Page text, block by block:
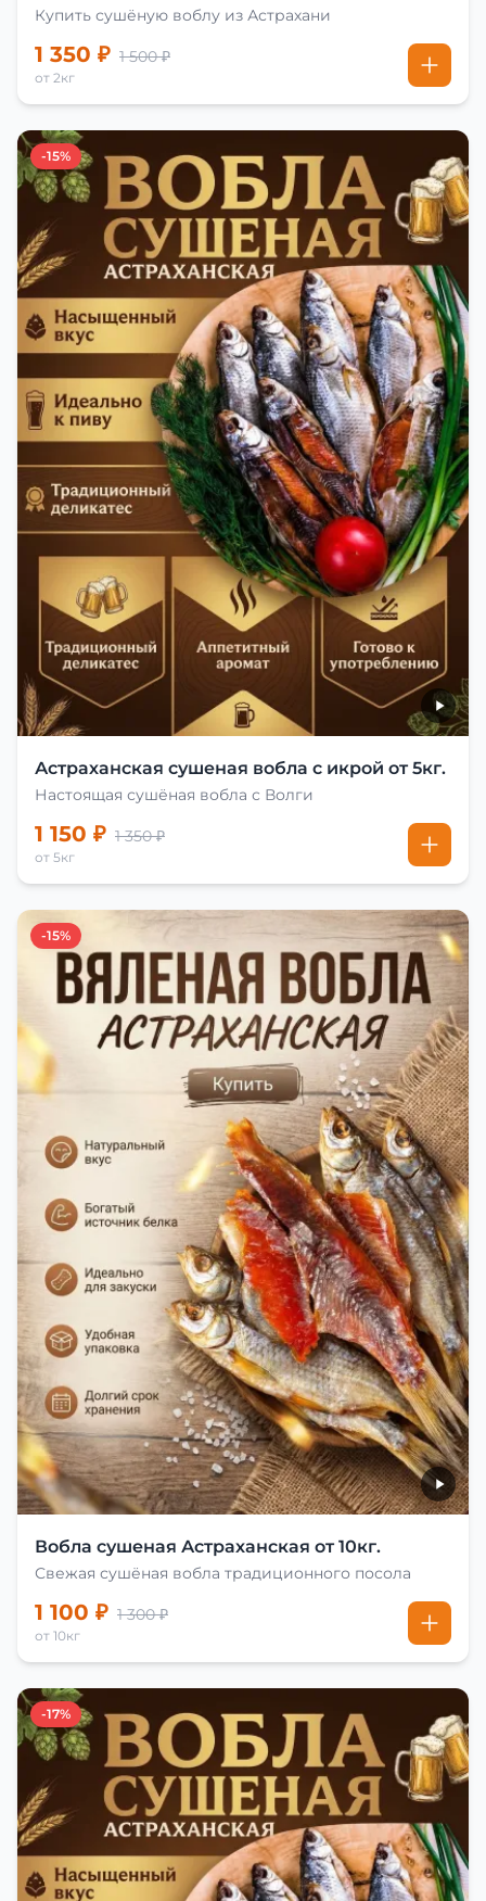
Купить сушёную воблу из Астрахани
1 350 ₽ 1 500 ₽
от 2кг
-15%
Астраханская сушеная вобла с икрой от 5кг.
Настоящая сушёная вобла с Волги
1 150 ₽ 1 350 ₽
от 5кг
-15%
Вобла сушеная Астраханская от 10кг.
Свежая сушёная вобла традиционного посола
1 100 ₽ 1 300 ₽
от 10кг
-17%